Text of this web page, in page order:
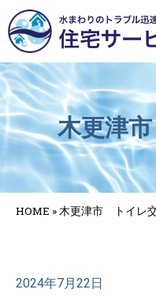
木更津
HOME »木更津市 トイレ
2024年7月22日